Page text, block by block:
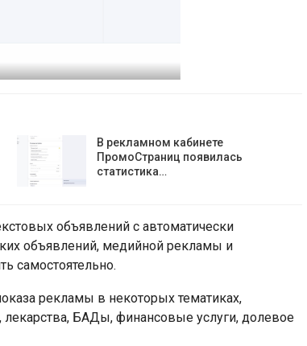
В рекламном кабинете
ПромоСтраниц появилась
статистика…
объявлений с автоматически
объявлений, медийной рекламы и
самостоятельно.
рекламы в некоторых тематиках,
лекарства, БАДы, финансовые услуги, долевое